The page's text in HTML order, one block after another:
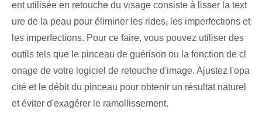
ent utilisée en retouche du visage consiste à lisser la text
ure de la peau pour éliminer les rides, les imperfections et
les imperfections. Pour ce faire, vous pouvez utiliser des
outils tels que le pinceau de guérison ou la fonction de cl
onage de votre logiciel de retouche d'image. Ajustez l'opa
cité et le débit du pinceau pour obtenir un résultat naturel
et éviter d'exagérer le ramollissement.